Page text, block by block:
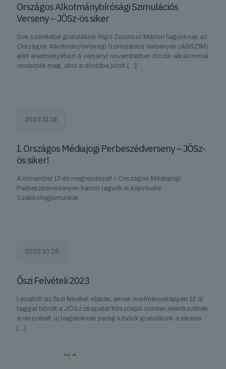
Országos Alkotmánybírósági Szimulációs
Verseny – JÖSz-ös siker
Sok szeretettel gratulálunk Rigó Zsombor Márton tagunknak az
Országos Alkotmánybírósági Szimulációs Versenyen (ABSZIM)
elért eredményéhez! A versenyt novemberben ötödik alkalommal
rendezték meg, ahol a döntőbe jutott […]
2023.11.18.
I. Országos Médiajogi Perbeszédverseny – JÖSz-
ös siker!
A november 17-én megrendezett I. Országos Médiajogi
Perbeszédversenyen három tagunk is képviselte
Szakkollégiumunkat.
2023.10.26.
Őszi Felvételi 2023
Lezajlott az őszi felvételi eljárás, ennek eredményeképpen 12 új
taggal bővült a JÖSz csapata! Köszönjük minden jelentkezőnek
a részvételt, új tagjainknak pedig szívből gratulálunk a sikeres
[…]